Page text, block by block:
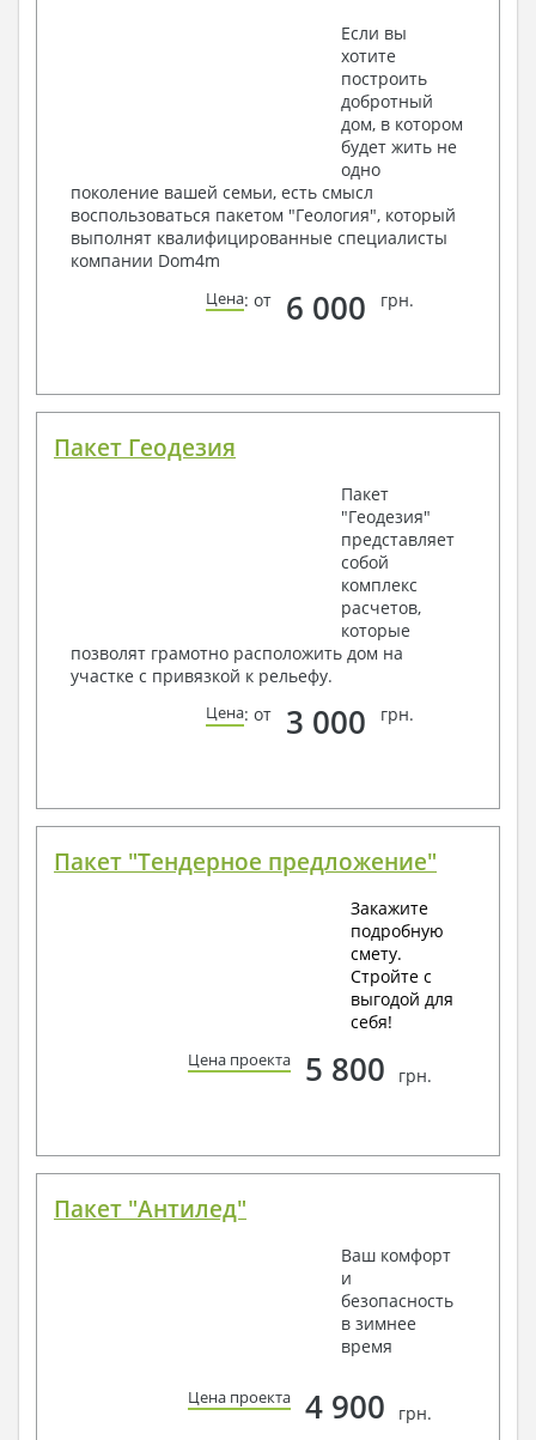
Если вы
хотите
построить
добротный
дом, в котором
будет жить не
одно
поколение вашей семьи, есть смысл
воспользоваться пакетом "Геология", который
выполнят квалифицированные специалисты
компании Dom4m
Цена: от 6 000 грн.
Пакет Геодезия
Пакет
"Геодезия"
представляет
собой
комплекс
расчетов,
которые
позволят грамотно расположить дом на
участке с привязкой к рельефу.
Цена: от 3 000 грн.
Пакет "Тендерное предложение"
Закажите
подробную
смету.
Стройте с
выгодой для
себя!
Цена проекта 5 800 грн.
Пакет "Антилед"
Ваш комфорт
и
безопасность
в зимнее
время
Цена проекта 4 900 грн.